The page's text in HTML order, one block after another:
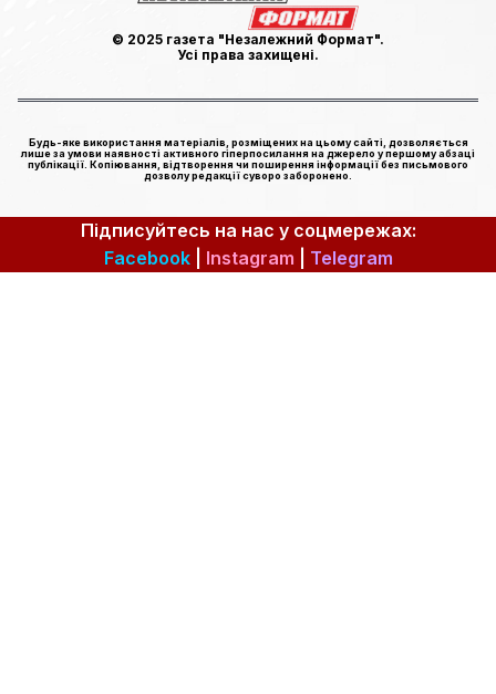
© 2025 газета "Незалежний Формат".
Усі права захищені.
Будь-яке використання матеріалів, розміщених на цьому сайті, дозволяється
лише за умови наявності активного гіперпосилання на джерело у першому абзаці
публікації. Копіювання, відтворення чи поширення інформації без письмового
дозволу редакції суворо заборонено.
Підписуйтесь на нас у соцмережах:
Facebook| Instagram Telegram